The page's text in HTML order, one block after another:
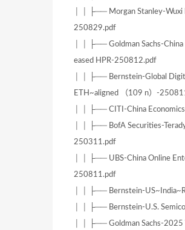
│ │ ├── Morgan Stanley-Wuxi
250829.pdf
│ │ ├── Goldman Sachs-
eased HPR-250812.pdf
│ │ ├── Bernstein-Global
ETH~aligned （109 n）-
│ │ ├── CITI-China
│ │ ├── BofA Securities-
250311.pdf
│ │ ├── UBS-China Online
250811.pdf
│ │ ├── Bernstein-
│ │ ├── Bernstein-U.S.
│ │ ├── Goldman Sachs-2025